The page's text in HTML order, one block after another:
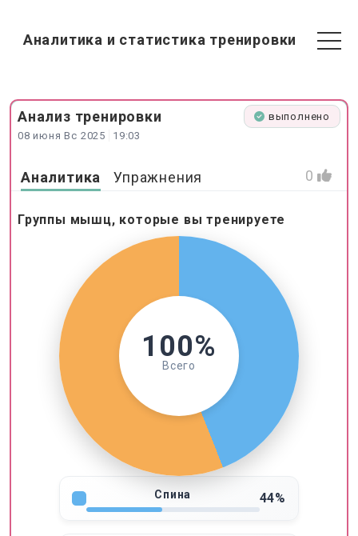
Аналитика и статистика тренировки
Анализ тренировки
08 июня Вс 2025 19:03
выполнено
Аналитика Упражнения 0
Группы мышц, которые вы тренируете
100%
Всего
Спина 44%